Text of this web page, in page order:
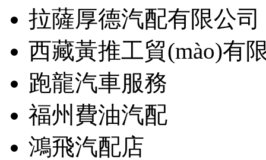
拉薩厚德汽配有限公司
西藏黃推工貿(mào)有
跑龍汽車服務
福州費油汽配
鴻飛汽配店